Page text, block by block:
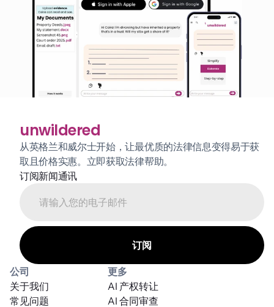
unwildered
从英格兰和威尔士开始，让最优质的法律信息变得易于获
取且价格实惠。立即获取法律帮助。
订阅新闻通讯
公司
关于我们
常见问题
更多
AI 合同审查
AI 产权转让